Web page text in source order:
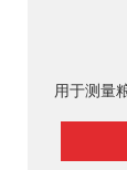
用于测量